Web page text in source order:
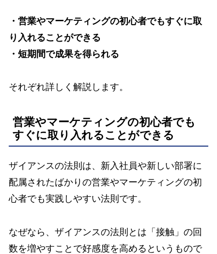
・営業やマーケティングの初心者でもすぐに取
り入れることができる
・短期間で成果を得られる
それぞれ詳しく解説します。
営業やマーケティングの初心者でも
すぐに取り入れることができる
ザイアンスの法則は、新入社員や新しい部署に
配属されたばかりの営業やマーケティングの初
心者でも実践しやすい法則です。
なぜなら、ザイアンスの法則とは「接触」の回
数を増やすことで好感度を高めるというもので